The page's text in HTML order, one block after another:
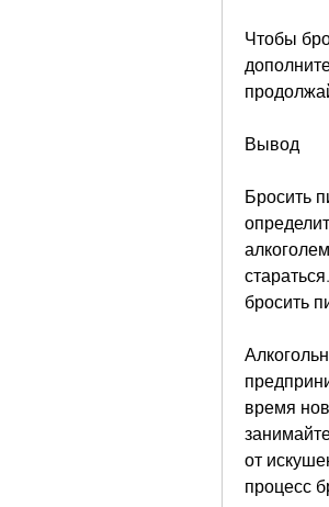
Чтобы
Вывод
Бросить
бросить
время
от
процесс